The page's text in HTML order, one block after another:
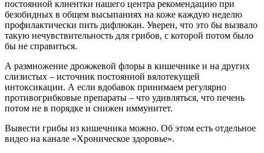
постоянной клиентки нашего центра рекомендацию при
безобидных в общем высыпаниях на коже каждую неделю
профилактически пить дифлюкан. Уверен, что это бы вызвало
такую нечувствительность для грибов, с которой потом было
бы не справиться.
А размножение дрожжевой флоры в кишечнике и на других
слизистых – источник постоянной вялотекущей
интоксикации. А если вдобавок принимаем регулярно
противогрибковые препараты – что удивляться, что печень
потом не в порядке и снижен иммунитет.
Вывести грибы из кишечника можно. Об этом есть отдельное
видео на канале «Хроническое здоровье».